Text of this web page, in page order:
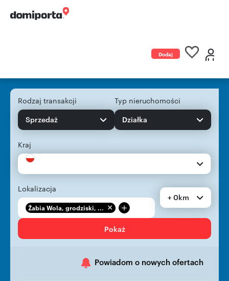
Dodaj
Rodzaj transakcji
Sprzedaż
Typ nieruchomości
Działka
Kraj
Lokalizacja
Żabia Wola, grodziski, ... +
+ 0km
Pokaż
Powiadom o nowych ofertach